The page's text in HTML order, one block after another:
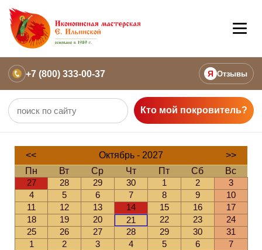
+7 (800) 333-00-37 Я Отзывы
Кто мой покровитель?
<< Октябрь - 2027
>>
Пн
Вт Ср Чт Пт Сб
Вс
27
28 29 30 1 2
3
4
5 6 7 8 9
10
11
12 13 14 15 16
17
18
19 20 21 22 23
24
25
26 27 28 29 30
31
1
2 3 4 5 6 7